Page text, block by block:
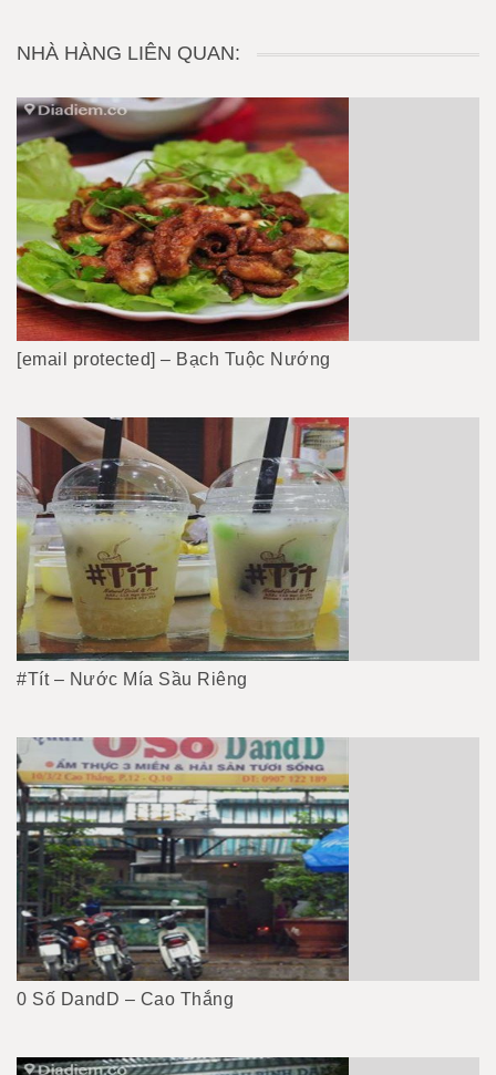
NHÀ HÀNG LIÊN QUAN:
[email protected] – Bạch Tuộc Nướng
#Tít – Nước Mía Sầu Riêng
0 Số DandD – Cao Thắng